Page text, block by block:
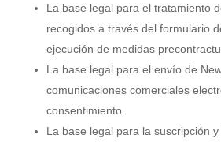
La base legal para el tratamiento
recogidos a través del formulario
ejecución de medidas
La base legal para el envío de
comunicaciones comerciales
consentimiento.
La base legal para la suscripción